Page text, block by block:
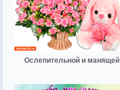
Ослепительной и манящей